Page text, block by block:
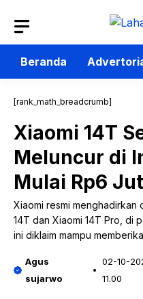
isi
Beranda
[rank_math_breadcrumb]
Xiaomi 14T
Meluncur di
Mulai Rp6
Xiaomi resmi menghadirkan
14T dan Xiaomi 14T Pro, di
ini diklaim mampu
Agus
sujarwo
02-10-
11.00